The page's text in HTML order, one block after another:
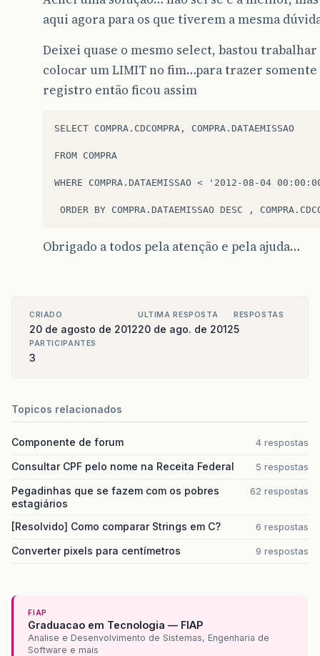
aqui agora para os que tiverem a mesma
Deixei quase o mesmo select, bastou
colocar um LIMIT no fim…para trazer
registro então ficou assim
SELECT COMPRA.CDCOMPRA, COMPRA.DATAEMISSAO
FROM COMPRA
WHERE COMPRA.DATAEMISSAO < '2012-08-04
Obrigado a todos pela atenção e pela ajuda…
CRIADO
20 de agosto de 2012
ULTIMA RESPOSTA
20 de ago. de 2012
RESPOSTAS
5
PARTICIPANTES
3
Topicos relacionados
Componente de forum 4 respostas
Consultar CPF pelo nome na Receita Federal 5 respostas
Pegadinhas que se fazem com os pobres
estagiários
62 respostas
[Resolvido] Como comparar Strings em C? 6 respostas
Converter pixels para centímetros 9 respostas
FIAP
Graduacao em Tecnologia — FIAP
Analise e Desenvolvimento de Sistemas, Engenharia de
Software e mais